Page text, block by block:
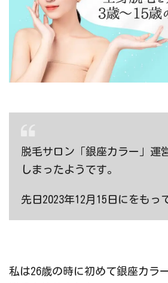
脱毛サロン「 銀座カラー
」運
しまったようです。
先日2023年12月15日にをもっ
私は26歳の時に初めて銀座カラ